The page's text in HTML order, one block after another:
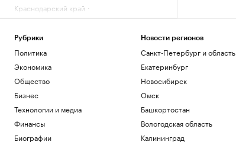
Краснодарский край
Минобороны сообщило о взятии
Политика
В Сеуте оценили число оставшихся
нелегальных мигрантов из Марокко
Общество
Рубрики
Политика
Экономика
Общество
Бизнес
Технологии и медиа
Финансы
Биографии
Новости регионов
Санкт-Петербург и область
Екатеринбург
Новосибирск
Омск
Башкортостан
Вологодская область
Калининград